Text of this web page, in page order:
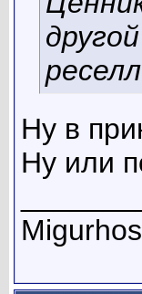
Ну в
Ну или